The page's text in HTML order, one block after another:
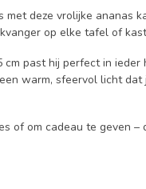
deze vrolijke ananas
op elke tafel of
cm past hij perfect in
warm, sfeervol licht
of om cadeau te geven